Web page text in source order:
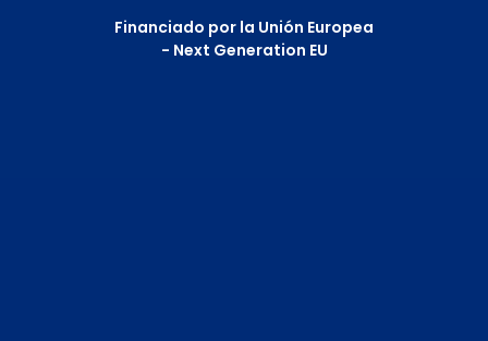
Financiado por la Unión Europea
- Next Generation EU